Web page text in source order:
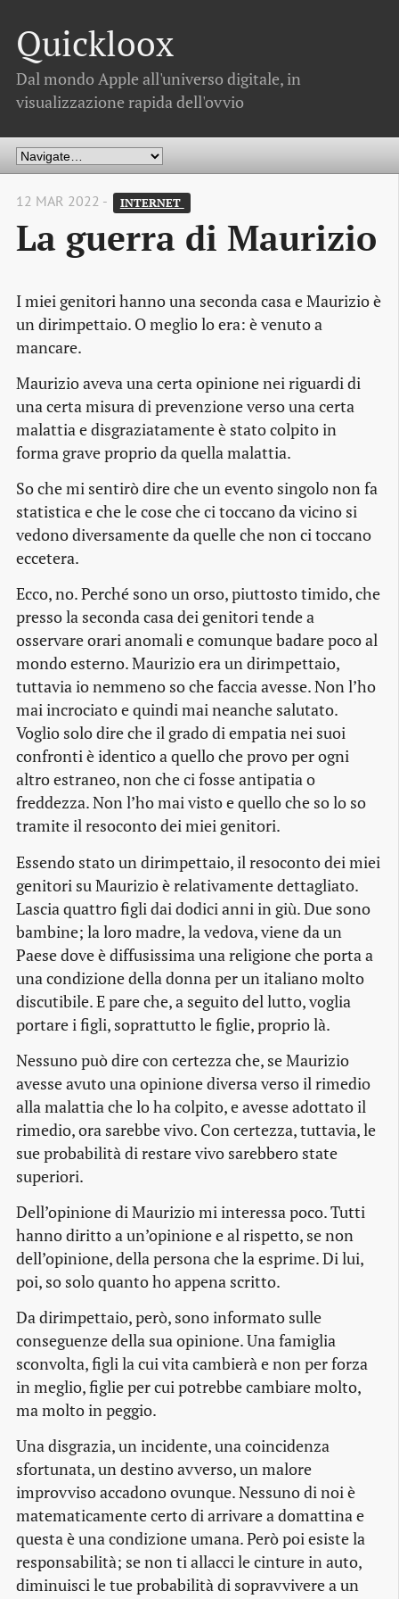
Quickloox
Dal mondo Apple all'universo digitale, in
visualizzazione rapida dell'ovvio
12 MAR 2022 - INTERNET
La guerra di Maurizio
I miei genitori hanno una seconda casa e Maurizio è
un dirimpettaio. O meglio lo era: è venuto a
mancare.
Maurizio aveva una certa opinione nei riguardi di
una certa misura di prevenzione verso una certa
malattia e disgraziatamente è stato colpito in
forma grave proprio da quella malattia.
So che mi sentirò dire che un evento singolo non fa
statistica e che le cose che ci toccano da vicino si
vedono diversamente da quelle che non ci toccano
eccetera.
Ecco, no. Perché sono un orso, piuttosto timido, che
presso la seconda casa dei genitori tende a
osservare orari anomali e comunque badare poco al
mondo esterno. Maurizio era un dirimpettaio,
tuttavia io nemmeno so che faccia avesse. Non l’ho
mai incrociato e quindi mai neanche salutato.
Voglio solo dire che il grado di empatia nei suoi
confronti è identico a quello che provo per ogni
altro estraneo, non che ci fosse antipatia o
freddezza. Non l’ho mai visto e quello che so lo so
tramite il resoconto dei miei genitori.
Essendo stato un dirimpettaio, il resoconto dei miei
genitori su Maurizio è relativamente dettagliato.
Lascia quattro figli dai dodici anni in giù. Due sono
bambine; la loro madre, la vedova, viene da un
Paese dove è diffusissima una religione che porta a
una condizione della donna per un italiano molto
discutibile. E pare che, a seguito del lutto, voglia
portare i figli, soprattutto le figlie, proprio là.
Nessuno può dire con certezza che, se Maurizio
avesse avuto una opinione diversa verso il rimedio
alla malattia che lo ha colpito, e avesse adottato il
rimedio, ora sarebbe vivo. Con certezza, tuttavia, le
sue probabilità di restare vivo sarebbero state
superiori.
Dell’opinione di Maurizio mi interessa poco. Tutti
hanno diritto a un’opinione e al rispetto, se non
dell’opinione, della persona che la esprime. Di lui,
poi, so solo quanto ho appena scritto.
Da dirimpettaio, però, sono informato sulle
conseguenze della sua opinione. Una famiglia
sconvolta, figli la cui vita cambierà e non per forza
in meglio, figlie per cui potrebbe cambiare molto,
ma molto in peggio.
Una disgrazia, un incidente, una coincidenza
sfortunata, un destino avverso, un malore
improvviso accadono ovunque. Nessuno di noi è
matematicamente certo di arrivare a domattina e
questa è una condizione umana. Però poi esiste la
responsabilità; se non ti allacci le cinture in auto,
diminuisci le tue probabilità di sopravvivere a un